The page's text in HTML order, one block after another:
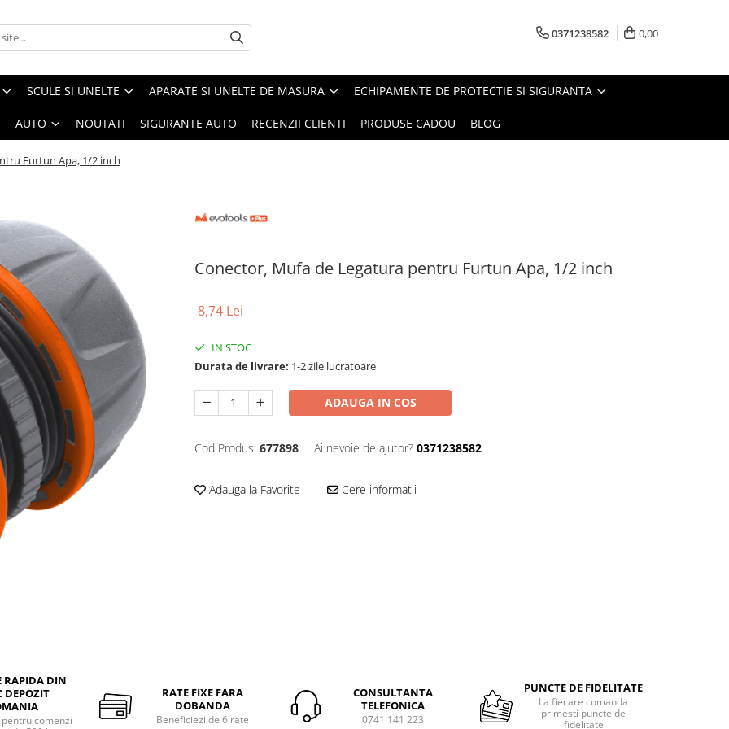
0371238582 0,00
SCULE SI UNELTE APARATE SI UNELTE DE MASURA ECHIPAMENTE DE PROTECTIE SI SIGURANTA
AUTO NOUTATI SIGURANTE AUTO RECENZII CLIENTI PRODUSE CADOU BLOG
Furtun Apa, 1/2 inch
Conector, Mufa de Legatura pentru Furtun Apa, 1/2 inch
8,74 Lei
IN STOC
Durata de livrare: 1-2 zile lucratoare
ADAUGA IN COS
Cod Produs: 677898 Ai nevoie de ajutor? 0371238582
Adauga la Favorite Cere informatii
RAPIDA DIN
DEPOZIT
comenzi
RATE FIXE FARA
DOBANDA
Beneficiezi de 6 rate
CONSULTANTA
TELEFONICA
0741 141 223
PUNCTE DE FIDELITATE
La fiecare comanda
primesti puncte de
fidelitate